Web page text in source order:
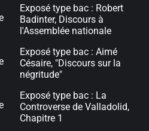
Exposé type bac : Robert
Badinter, Discours à
l'Assemblée nationale
Exposé type bac : Aimé
Césaire, "Discours sur la
négritude"
Exposé type bac : La
Controverse de Valladolid,
Chapitre 1